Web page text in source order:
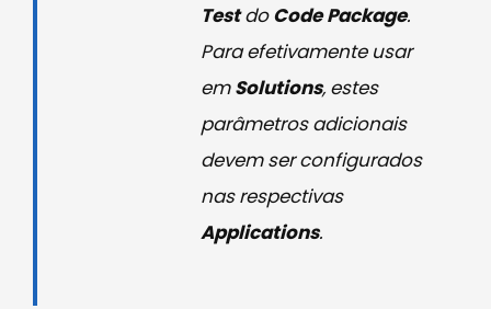
TestdoCode Package.
Para efetivamente usar
emSolutions, estes
parâmetros adicionais
devem ser configurados
nas respectivas
Applications.